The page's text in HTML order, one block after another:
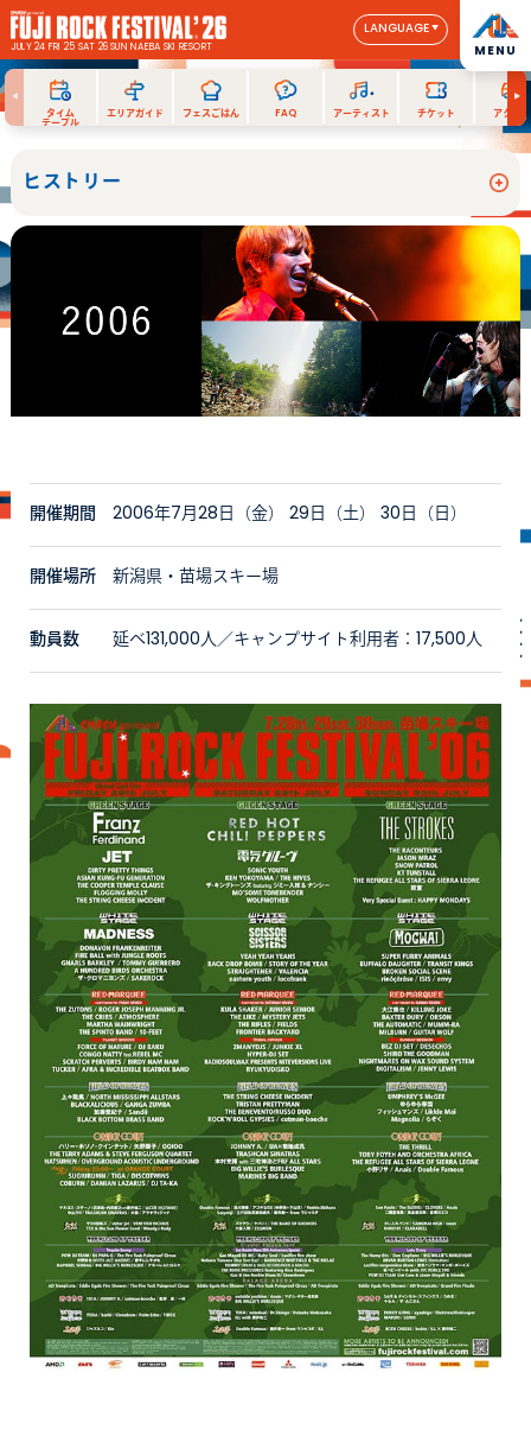
JULY 24 FRI 25 SAT 26 SUNNAEBA SKI RESORT
LANGUAGE
MENU
タイム
テーブル
エリアガイド フェスごはん FAQ アーティスト チケット アクセス
ヒストリー
開催期間 2006年7月28日（金） 29日（土） 30日（日）
開催場所 新潟県・苗場スキー場
動員数 延べ131,000人／キャンプサイト利用者：17,500人